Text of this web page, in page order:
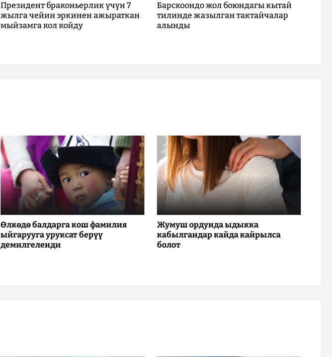
Президент браконьерлик үчүн 7
жылга чейин эркинен ажыраткан
мыйзамга кол койду
Барскоондо жол боюндагы кытай
тилинде жазылган тактайчалар
алынды
Өлкөдө балдарга кош фамилия
ыйгарууга уруксат берүү
демилгеленди
Жумуш ордунда ыдыкка
кабылгандар кайда кайрылса
болот